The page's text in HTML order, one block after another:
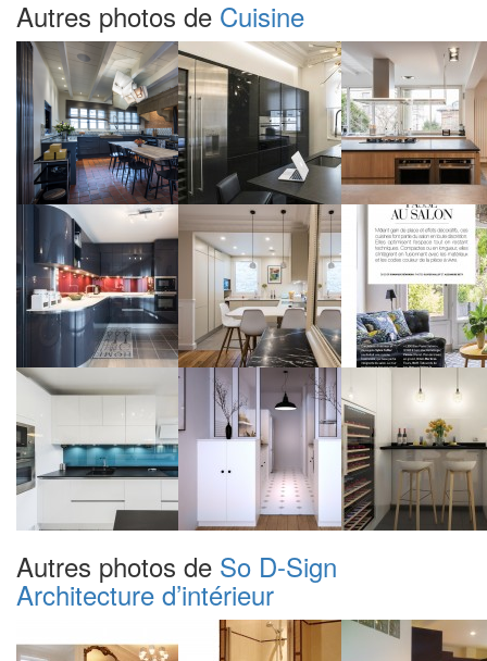
Autres photos de Cuisine
Autres photos de So D-Sign
Architecture d’intérieur